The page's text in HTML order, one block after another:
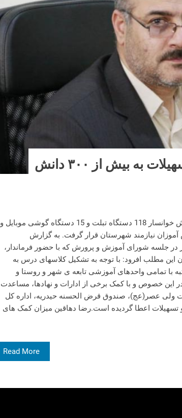
اهدای تبلت و گوشی و اعطای تسهیلات به بیش از ۳۰۰ دانش
سرویس اجتماعی- با پیگیریهای مدیریت آموزش و پرورش خوانسار 118 دستگاه تبلت و 15 دستگاه گوشی موبایل و
آموزان نیازمند شهرستان قرار گرفت. به گزارش
در جلسه شورای آموزش و پرورش که با حضور فرماندار،
این مطلب افرود: با توجه به تشکیل کلاسهای درس به
شیوع بیماری کووید 19، طی مکاتبه با تمامی واحدهای آموزشی تابعه ی شهر و روستا و
این خصوص و با کمک برخی از ادارات و نهادها، مساعدت
عصر(عج)، صندوق قرض الحسنه حیدریه، اداره کل
اعطا گردیده است.رضا دهاقین میزان کمک های
Read More